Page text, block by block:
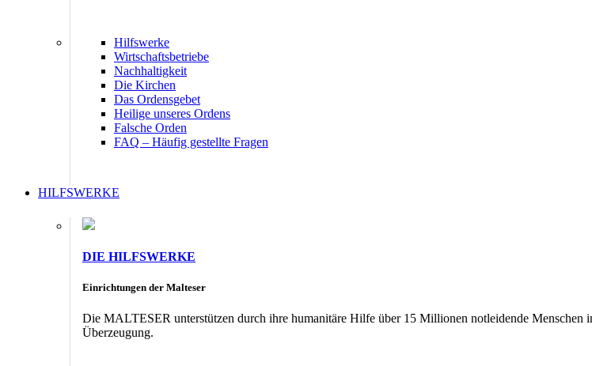
Hilfswerke
Wirtschaftsbetriebe
Nachhaltigkeit
Die Kirchen
Das Ordensgebet
Heilige unseres Ordens
Falsche Orden
FAQ – Häufig gestellte Fragen
HILFSWERKE
DIE HILFSWERKE
Einrichtungen der Malteser
Die MALTESER unterstützen durch ihre humanitäre Hilfe über 15 Millionen notleidende
Überzeugung.